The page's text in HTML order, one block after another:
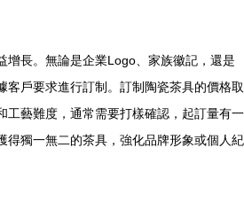
增長。無論是企業Logo、家族徽記，還是
客戶要求進行訂制。訂制陶瓷茶具的價格取
工藝難度，通常需要打樣確認，起訂量有一
得獨一無二的茶具，強化品牌形象或個人紀